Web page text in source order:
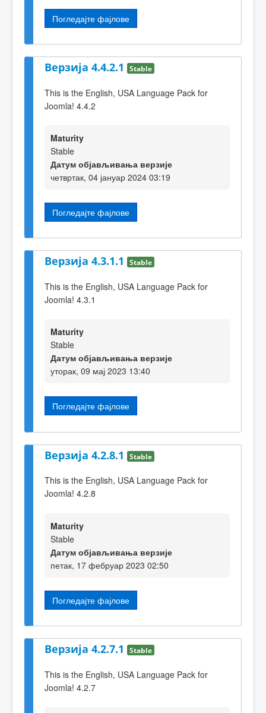
Погледајте фајлове
Верзија 4.4.2.1 Stable
This is the English, USA Language Pack for
Joomla! 4.4.2
Maturity
Stable
Датум објављивања верзије
четвртак, 04 јануар 2024 03:19
Погледајте фајлове
Верзија 4.3.1.1 Stable
This is the English, USA Language Pack for
Joomla! 4.3.1
Maturity
Stable
Датум објављивања верзије
уторак, 09 мај 2023 13:40
Погледајте фајлове
Верзија 4.2.8.1 Stable
This is the English, USA Language Pack for
Joomla! 4.2.8
Maturity
Stable
Датум објављивања верзије
петак, 17 фебруар 2023 02:50
Погледајте фајлове
Верзија 4.2.7.1 Stable
This is the English, USA Language Pack for
Joomla! 4.2.7